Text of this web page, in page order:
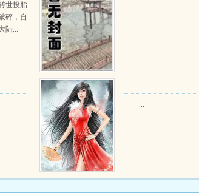
世投胎
碎，自
陆...
...
...